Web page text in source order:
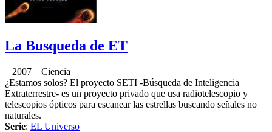
La Busqueda de ET
2007 Ciencia
¿Estamos solos? El proyecto SETI -Búsqueda de Inteligencia
Extraterrestre- es un proyecto privado que usa radiotelescopio y
telescopios ópticos para escanear las estrellas buscando señales no
naturales.
Serie: EL Universo